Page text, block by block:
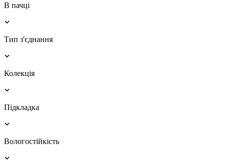
В пачці
Тип з'єднання
Колекція
Підкладка
Вологостійкість